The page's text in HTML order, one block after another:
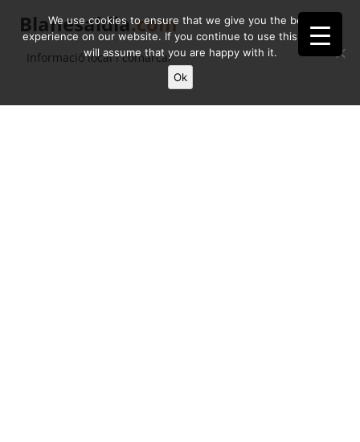
Blanesaldia.com
Informació local i comarcal
We use cookies to ensure that we give you the best
experience on our website. If you continue to use this site we
will assume that you are happy with it.
Ok